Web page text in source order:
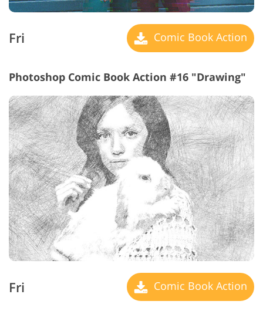
Fri Comic Book Action
Photoshop Comic Book Action #16 "Drawing"
Fri Comic Book Action